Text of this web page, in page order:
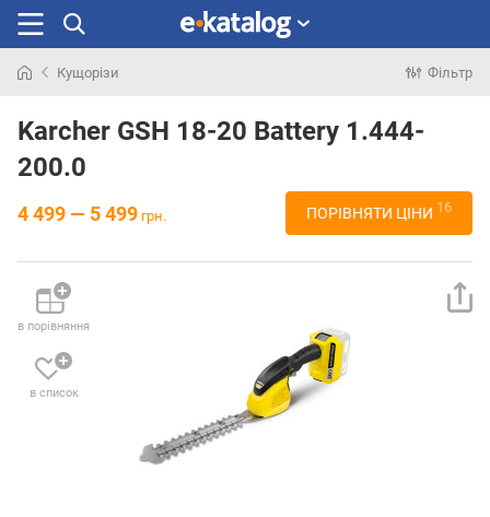
раніше
Кущорізи Фільтр
Karcher GSH 18-20 Battery 1.444-
200.0
4 499 — 5 499 грн. ПОРІВНЯТИ ЦІНИ 16
в порівняння
в список